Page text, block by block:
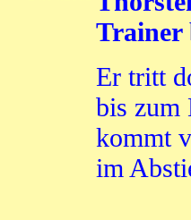
Trainer
Er tritt
bis zum
kommt
im